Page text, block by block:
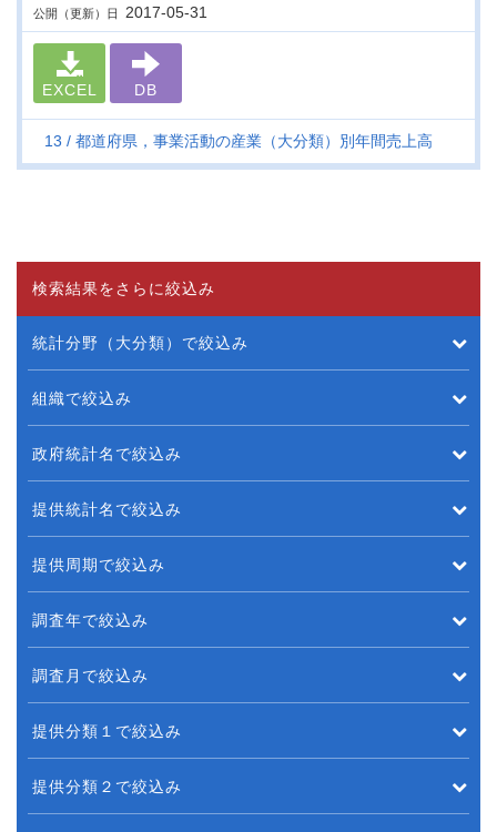
公開（更新）日 2017-05-31
EXCEL DB
13 都道府県，事業活動の産業（大分類）別年間売上高
検索結果をさらに絞込み
統計分野（大分類）で絞込み
組織で絞込み
政府統計名で絞込み
提供統計名で絞込み
提供周期で絞込み
調査年で絞込み
調査月で絞込み
提供分類１で絞込み
提供分類２で絞込み